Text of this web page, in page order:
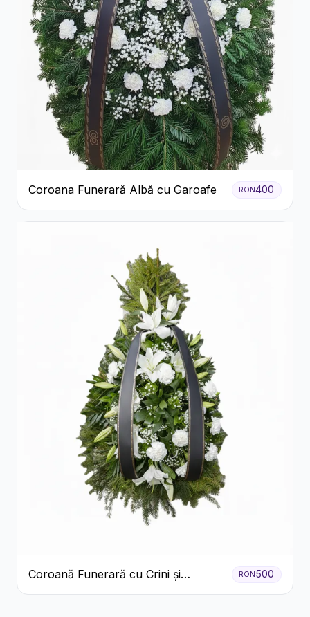
Coroana Funerară Albă cu Garoafe RON400
Coroană Funerară cu Crini și
Garoafe Albe
RON500